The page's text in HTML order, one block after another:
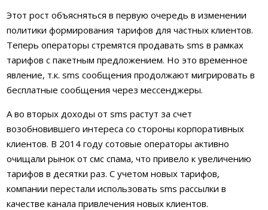
Этот рост объясняться в первую очередь в изменении
политики формирования тарифов для частных клиентов.
Теперь операторы стремятся продавать sms в рамках
тарифов с пакетным предложением. Но это временное
явление, т.к. sms сообщения продолжают мигрировать в
бесплатные сообщения через мессенджеры.
А во вторых доходы от sms растут за счет
возобновившего интереса со стороны корпоративных
клиентов. В 2014 году сотовые операторы активно
очищали рынок от смс спама, что привело к увеличению
тарифов в десятки раз. С учетом новых тарифов,
компании перестали использовать sms рассылки в
качестве канала привлечения новых клиентов.